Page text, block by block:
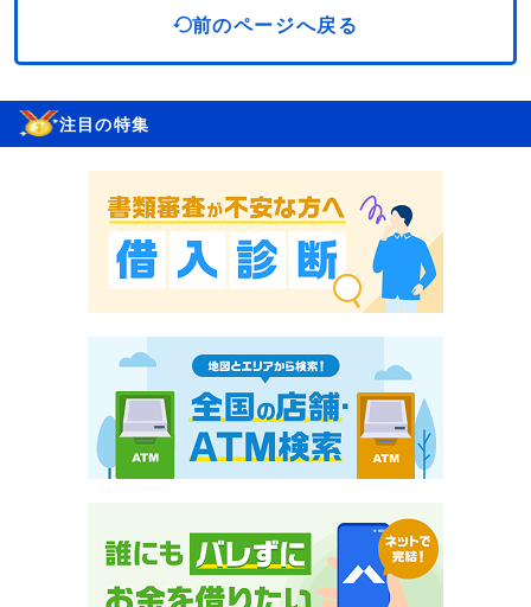
前のページへ戻る
注目の特集